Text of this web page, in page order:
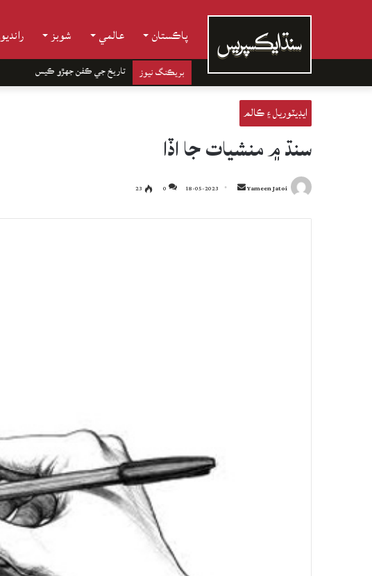
پاڪستان عالمي شوبز
بريڪنگ نيوز تاريخ جي ڪفن جھڙو ڪيس
ايڊيٽوريل ۽ ڪالم
سنڌ ۾ منشيات جا اڏا
Yameen Jatoi
Send
email
18-05-2023
0
23